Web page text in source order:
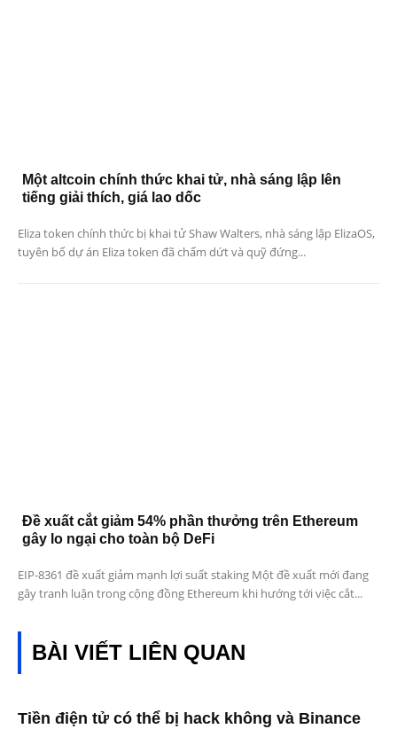
Một altcoin chính thức khai tử, nhà sáng lập lên
tiếng giải thích, giá lao dốc
Eliza token chính thức bị khai tử Shaw Walters, nhà sáng lập ElizaOS,
tuyên bố dự án Eliza token đã chấm dứt và quỹ đứng...
Đề xuất cắt giảm 54% phần thưởng trên Ethereum
gây lo ngại cho toàn bộ DeFi
EIP-8361 đề xuất giảm mạnh lợi suất staking Một đề xuất mới đang
gây tranh luận trong cộng đồng Ethereum khi hướng tới việc cắt...
BÀI VIẾT LIÊN QUAN
Tiền điện tử có thể bị hack không và Binance